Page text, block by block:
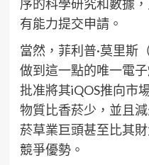
序的科學研究和數據
有能力提交申請。
當然，菲利普·莫里斯
做到這一點的唯一電
批准將其iQOS推向市
物質比香菸少，並且
菸草業巨頭甚至比其
競爭優勢。